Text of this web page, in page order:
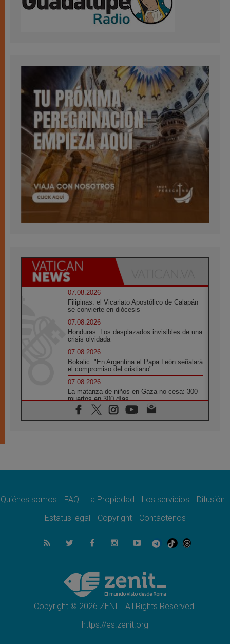
07.08.2026
Filipinas: el Vicariato Apostólico de Calapán
se convierte en diócesis
07.08.2026
Honduras: Los desplazados invisibles de una
crisis olvidada
07.08.2026
Bokalic: "En Argentina el Papa León señalará
el compromiso del cristiano"
07.08.2026
La matanza de niños en Gaza no cesa: 300
muertos en 300 días
07.08.2026
Tagle: La guerra desfigura el mundo, solo la
como misión al servicio del Evangelio
SIGNIS 2026, dar voz a las religiosas en el
07.08.2026
Lanzan un proyecto de empoderamiento
Programa oficial del Viaje Apostólico del
Papa León XIV a Francia
Quiénes somos FAQ La Propiedad Los servicios
Difusión
Estatus legal
Copyright Contáctenos
Copyright © 2026 ZENIT. All Rights Reserved.
https://es.zenit.org